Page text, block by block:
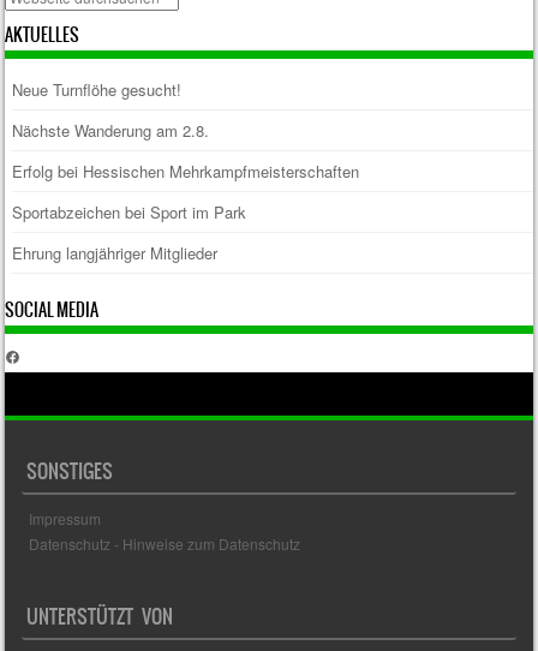
AKTUELLES
Neue Turnflöhe gesucht!
Nächste Wanderung am 2.8.
Erfolg bei Hessischen Mehrkampfmeisterschaften
Sportabzeichen bei Sport im Park
Ehrung langjähriger Mitglieder
SOCIAL MEDIA
Facebook
SONSTIGES
Impressum
Datenschutz - Hinweise zum Datenschutz
UNTERSTÜTZT VON